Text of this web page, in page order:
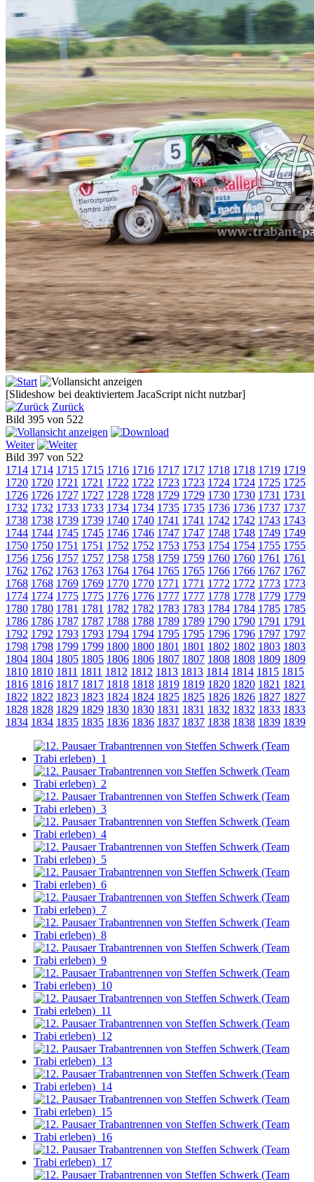
[Slideshow bei deaktiviertem JacaScript nicht nutzbar]
Zurück
Bild 395 von 522
Weiter
Bild 397 von 522
1714 1714 1715 1715 1716 1716 1717 1717 1718 1718 1719 1719
1720 1720 1721 1721 1722 1722 1723 1723 1724 1724 1725 1725
1726 1726 1727 1727 1728 1728 1729 1729 1730 1730 1731 1731
1732 1732 1733 1733 1734 1734 1735 1735 1736 1736 1737 1737
1738 1738 1739 1739 1740 1740 1741 1741 1742 1742 1743 1743
1744 1744 1745 1745 1746 1746 1747 1747 1748 1748 1749 1749
1750 1750 1751 1751 1752 1752 1753 1753 1754 1754 1755 1755
1756 1756 1757 1757 1758 1758 1759 1759 1760 1760 1761 1761
1762 1762 1763 1763 1764 1764 1765 1765 1766 1766 1767 1767
1768 1768 1769 1769 1770 1770 1771 1771 1772 1772 1773 1773
1774 1774 1775 1775 1776 1776 1777 1777 1778 1778 1779 1779
1780 1780 1781 1781 1782 1782 1783 1783 1784 1784 1785 1785
1786 1786 1787 1787 1788 1788 1789 1789 1790 1790 1791 1791
1792 1792 1793 1793 1794 1794 1795 1795 1796 1796 1797 1797
1798 1798 1799 1799 1800 1800 1801 1801 1802 1802 1803 1803
1804 1804 1805 1805 1806 1806 1807 1807 1808 1808 1809 1809
1810 1810 1811 1811 1812 1812 1813 1813 1814 1814 1815 1815
1816 1816 1817 1817 1818 1818 1819 1819 1820 1820 1821 1821
1822 1822 1823 1823 1824 1824 1825 1825 1826 1826 1827 1827
1828 1828 1829 1829 1830 1830 1831 1831 1832 1832 1833 1833
1834 1834 1835 1835 1836 1836 1837 1837 1838 1838 1839 1839